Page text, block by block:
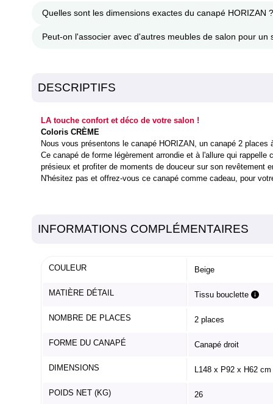
Quelles sont les dimensions exactes du canapé HORIZAN ?
Peut-on l'associer avec d'autres meubles de salon pour un
DESCRIPTIFS
LA touche confort et déco de votre salon !
Coloris CRÈME
Nous vous présentons le canapé HORIZAN, un canapé 2
Ce canapé de forme légèrement arrondie et à l'allure qui
présieux et profiter de moments de douceur sur son revêtement
N'hésitez pas et offrez-vous ce canapé comme cadeau, pour
INFORMATIONS COMPLÉMENTAIRES
COULEUR Beige
MATIÈRE DÉTAIL Tissu bouclette
NOMBRE DE PLACES 2 places
FORME DU CANAPÉ Canapé droit
DIMENSIONS L148 x P92 x H62 cm
POIDS NET (KG) 26